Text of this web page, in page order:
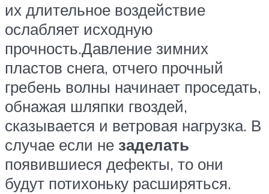
их длительное воздействие
ослабляет исходную
прочность.Давление зимних
пластов снега, отчего прочный
гребень волны начинает проседать,
обнажая шляпки гвоздей,
сказывается и ветровая нагрузка. В
случае если не заделать
появившиеся дефекты, то они
будут потихоньку расширяться.